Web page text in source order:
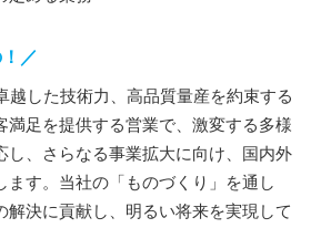
／
越した技術力、高品質量産を約束する
満足を提供する営業で、激変する多様
し、さらなる事業拡大に向け、国内外
ます。当社の「ものづくり」を通し
解決に貢献し、明るい将来を実現して